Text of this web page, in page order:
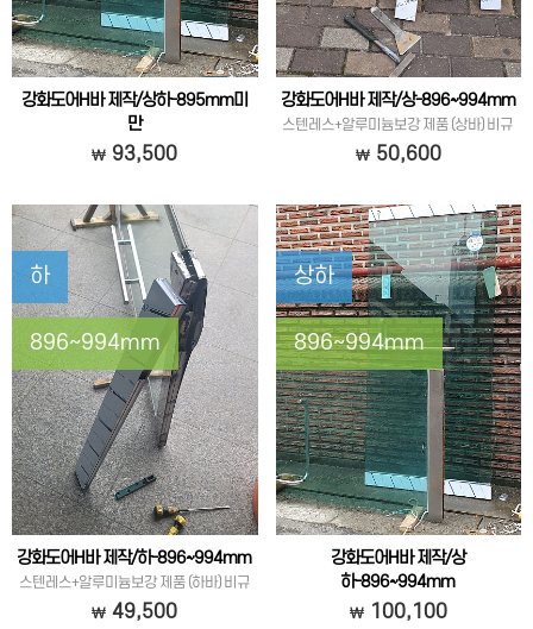
강화도어H바 제작/상하-895mm미
만
스텐레스+알루미늄보강 제품 (상하) 비규
93,500
강화도어H바 제작/상-896~994mm
스텐레스+알루미늄보강 제품 (상바) 비규
격
50,600
하
896~994mm
강화도어H바 제작/하-896~994mm
스텐레스+알루미늄보강 제품 (하바) 비규
격
49,500
상하
896~994mm
강화도어H바 제작/상
하-896~994mm
스텐레스+알루미늄보강 제품 (상하) 비규
100,100